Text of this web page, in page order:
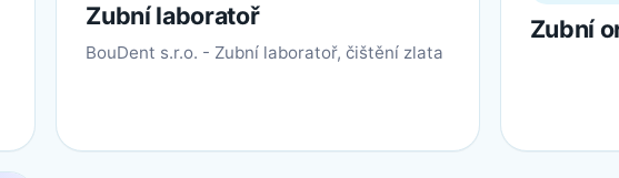
Zubní laboratoř
BouDent s.r.o. - Zubní laboratoř, čištění zlata
Zubní